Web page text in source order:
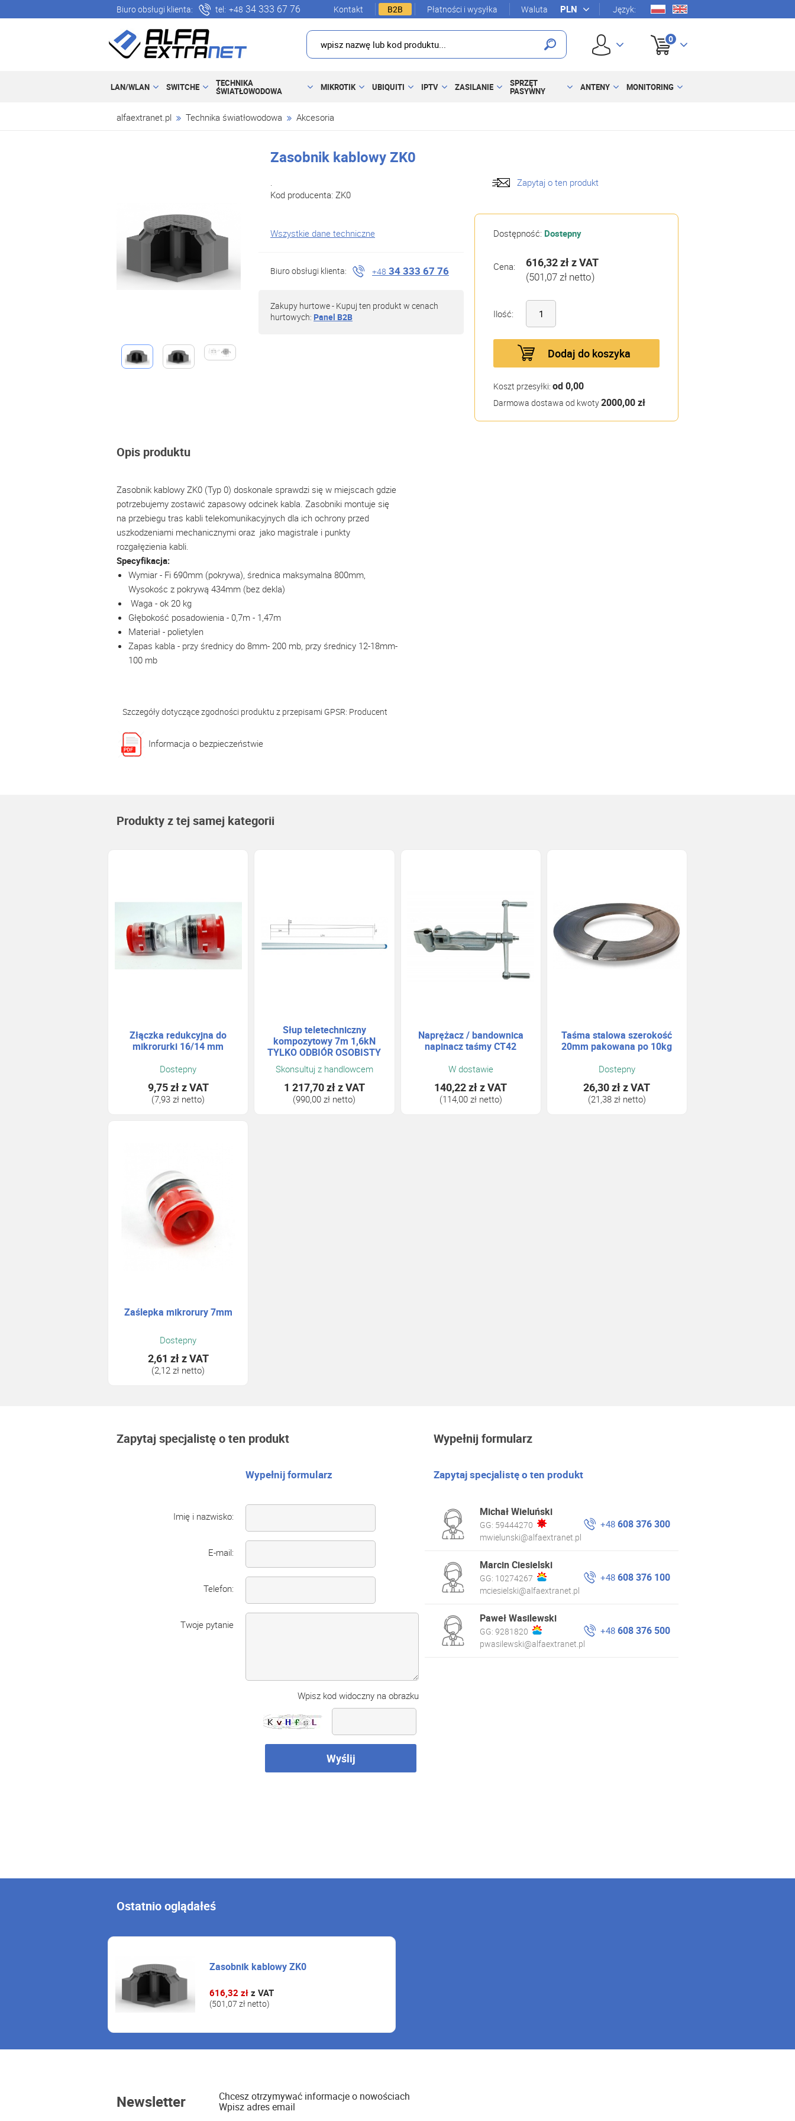
Biuro obsługi klienta: tel: +48 34 333 67 76 Kontakt B2B Płatności i wysyłka Waluta Język:
0
LAN/WLAN SWITCHE TECHNIKA
ŚWIATŁOWODOWA MIKROTIK UBIQUITI IPTV ZASILANIE SPRZĘT
PASYWNY ANTENY MONITORING
alfaextranet.pl Technika światłowodowa Akcesoria
Zasobnik kablowy ZK0
.
Kod producenta: ZK0
Zapytaj o ten produkt
Wszystkie dane techniczne
Biuro obsługi klienta: +48 34 333 67 76
Zakupy hurtowe - Kupuj ten produkt w cenach
hurtowych: Panel B2B
Dostępność: Dostepny
Cena: 616,32 złz VAT
(501,07 zł netto)
Ilość:
Dodaj do koszyka
Koszt przesyłki: od 0,00
Darmowa dostawa od kwoty2000,00 zł
Opis produktu
Zasobnik kablowy ZK0 (Typ 0) doskonale sprawdzi się w miejscach gdzie
potrzebujemy zostawić zapasowy odcinek kabla. Zasobniki montuje się
na przebiegu tras kabli telekomunikacyjnych dla ich ochrony przed
uszkodzeniami mechanicznymi oraz jako magistrale i punkty
rozgałęzienia kabli.
Specyfikacja:
Wymiar - Fi 690mm (pokrywa), średnica maksymalna 800mm,
Wysokośc z pokrywą 434mm (bez dekla)
Waga - ok 20 kg
Głębokość posadowienia - 0,7m - 1,47m
Materiał - polietylen
Zapas kabla - przy średnicy do 8mm- 200 mb, przy średnicy 12-18mm-
100 mb
Szczegóły dotyczące zgodności produktu z przepisami GPSR: Producent
Informacja o bezpieczeństwie
Produkty z tej samej kategorii
Złączka redukcyjna do
mikrorurki 16/14 mm
Dostepny
9,75 złz VAT
(7,93 zł netto)
Słup teletechniczny
kompozytowy 7m 1,6kN
TYLKO ODBIÓR OSOBISTY
Skonsultuj z handlowcem
1 217,70 złz VAT
(990,00 zł netto)
Naprężacz / bandownica
napinacz taśmy CT42
W dostawie
140,22 złz VAT
(114,00 zł netto)
Taśma stalowa szerokość
20mm pakowana po 10kg
Dostepny
26,30 złz VAT
(21,38 zł netto)
Zaślepka mikrorury 7mm
Dostepny
2,61 złz VAT
(2,12 zł netto)
Zapytaj specjalistę o ten produkt
Wypełnij formularz
Imię i nazwisko:
E-mail:
Telefon:
Twoje pytanie
Wpisz kod widoczny na obrazku
Wyślij
Wypełnij formularz
Zapytaj specjalistę o ten produkt
Michał Wieluński
GG: 59444270
mwielunski@alfaextranet.pl
+48608 376 300
Marcin Ciesielski
GG: 10274267
mciesielski@alfaextranet.pl
+48608 376 100
Paweł Wasilewski
GG:9281820
pwasilewski@alfaextranet.pl
+48608 376 500
Ostatnio oglądałeś
Zasobnik kablowy ZK0
616,32 zł z VAT
(501,07 zł netto)
Newsletter
Chcesz otrzymywać informacje o nowościach
Wpisz adres email